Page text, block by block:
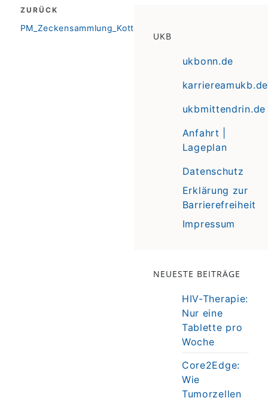
Beitragsnavigation
ZURÜCK
zurück
PM_Zeckensammlung_Kottenforst_2048x854px
UKB
ukbonn.de
karriereamukb.de
ukbmittendrin.de
Anfahrt |
Lageplan
Datenschutz
Erklärung zur
Barrierefreiheit
Impressum
NEUESTE BEITRÄGE
HIV-Therapie:
Nur eine
Tablette pro
Woche
Core2Edge:
Wie
Tumorzellen